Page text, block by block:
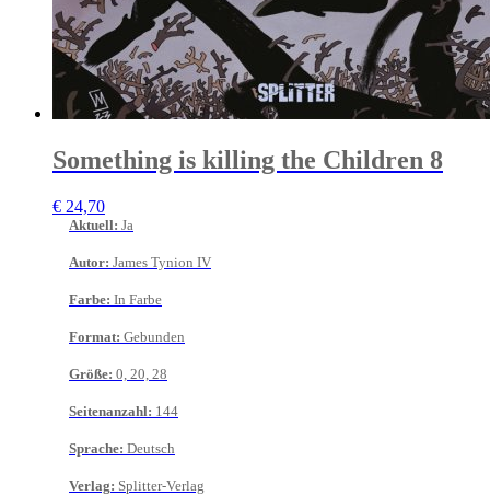
Something is killing the Children 8
€ 24,70
Aktuell: Ja
Autor: James Tynion IV
Farbe: In Farbe
Format: Gebunden
Größe: 0, 20, 28
Seitenanzahl: 144
Sprache: Deutsch
Verlag: Splitter-Verlag